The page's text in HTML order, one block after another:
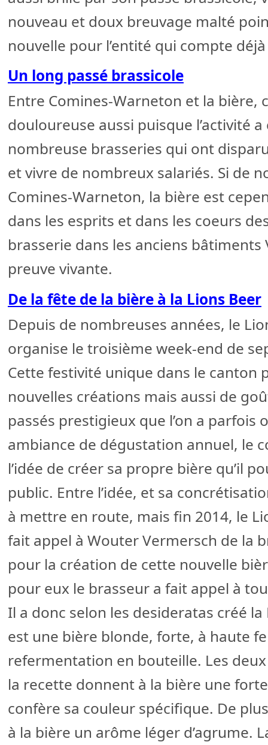
nouveau et doux breuvage malté
nouvelle pour l’entité qui compte
Un long passé brassicole
Entre Comines-Warneton et la bière,
douloureuse aussi puisque l’activité
nombreuse brasseries qui ont
et vivre de nombreux salariés. Si de
Comines-Warneton, la bière est
dans les esprits et dans les coeurs
brasserie dans les anciens bâtiments
preuve vivante.
De la fête de la bière à la Lions Beer
Depuis de nombreuses années, le
organise le troisième week-end de
Cette festivité unique dans le canton
nouvelles créations mais aussi de
passés prestigieux que l’on a parfois
ambiance de dégustation annuel, le
l’idée de créer sa propre bière qu’il
public. Entre l’idée, et sa
à mettre en route, mais fin 2014, le
fait appel à Wouter Vermersch de la
pour la création de cette nouvelle
pour eux le brasseur a fait appel à
Il a donc selon les desideratas créé
est une bière blonde, forte, à haute
refermentation en bouteille. Les
la recette donnent à la bière une
confère sa couleur spécifique. De
à la bière un arôme léger d’agrume.